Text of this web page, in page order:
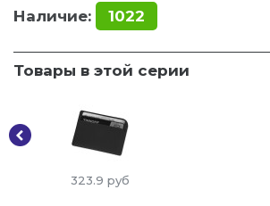
Наличие: 1022
Товары в этой серии
323.9 руб